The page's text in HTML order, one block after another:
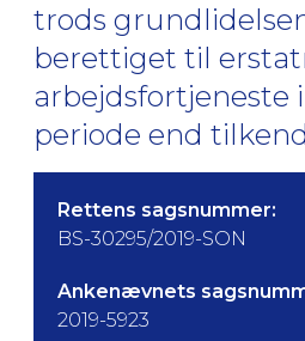
trods
berettiget til
arbejdsfortjeneste
periode end
Rettens sagsnummer:
BS-30295/2019-SON
Ankenævnets
2019-5923